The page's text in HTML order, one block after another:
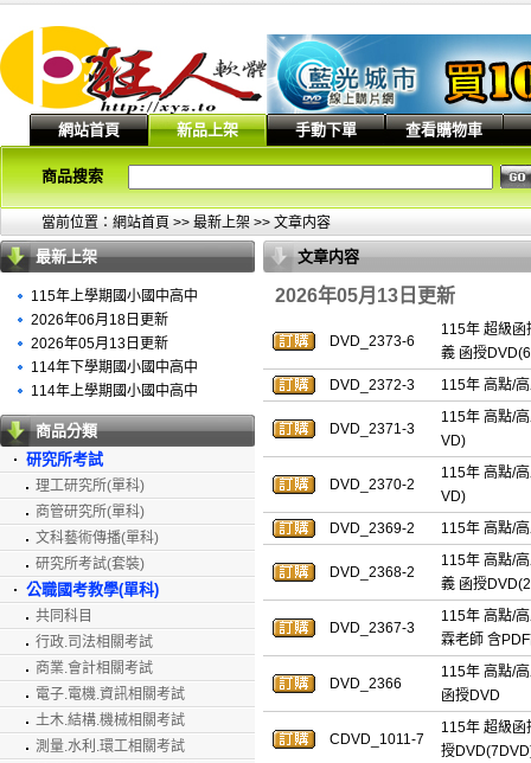
網站首頁 新品上架 手動下單 查看購物車
商品搜索
當前位置： 網站首頁 >> 最新上架 >> 文章内容
最新上架
115年上學期國小國中高中
2026年06月18日更新
2026年05月13日更新
114年下學期國小國中高中
114年上學期國小國中高中
商品分類
研究所考試
理工研究所(單科)
商管研究所(單科)
文科藝術傳播(單科)
研究所考試(套裝)
公職國考教學(單科)
共同科目
行政.司法相關考試
商業.會計相關考試
電子.電機.資訊相關考試
土木.結構.機械相關考試
測量.水利.環工相關考試
文章内容
2026年05月13日更新
DVD_2373-6
115年 超級函
義 函授
DVD_2372-3
115年 高點/
DVD_2371-3
115年 高點/
VD)
DVD_2370-2
115年 高點/
VD)
DVD_2369-2
115年 高點/
DVD_2368-2
115年 高點/
義 函授
DVD_2367-3
115年 高點/
霖老師 含
DVD_2366
115年 高點/
函授DVD
CDVD_1011-7
115年 超級函
授